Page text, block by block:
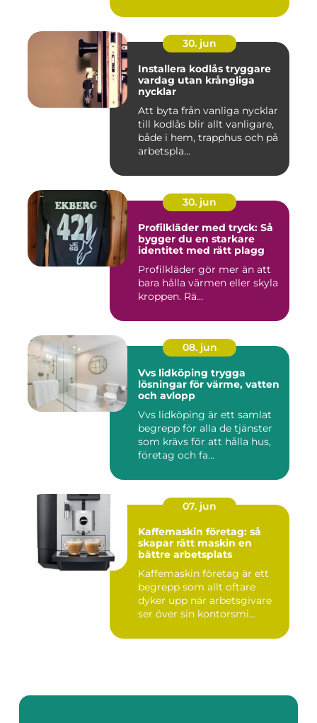
30. jun
Installera kodlås tryggare
vardag utan krångliga
nycklar
Att byta från vanliga nycklar
till kodlås blir allt vanligare,
både i hem, trapphus och på
arbetspla...
30. jun
Profilkläder med tryck: Så
bygger du en starkare
identitet med rätt plagg
Profilkläder gör mer än att
bara hålla värmen eller skyla
kroppen. Rä...
08. jun
Vvs lidköping trygga
lösningar för värme, vatten
och avlopp
Vvs lidköping är ett samlat
begrepp för alla de tjänster
som krävs för att hålla hus,
företag och fa...
07. jun
Kaffemaskin företag: så
skapar rätt maskin en
bättre arbetsplats
Kaffemaskin företag är ett
begrepp som allt oftare
dyker upp när arbetsgivare
ser över sin kontorsmi...